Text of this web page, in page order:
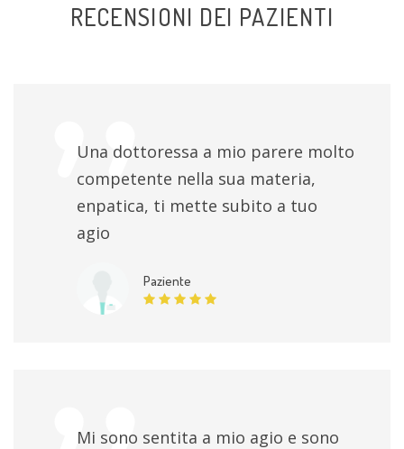
RECENSIONI DEI PAZIENTI
Una dottoressa a mio parere molto
competente nella sua materia,
enpatica, ti mette subito a tuo
agio
Paziente
Mi sono sentita a mio agio e sono